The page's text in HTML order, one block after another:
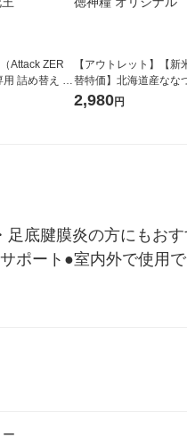
Attack ZER
詰め替え メ
1セット
剤 花王
【アウトレット】【新
替特価】北海道産なな
し 無洗米 5kg 1袋 令和7
米 木徳神糧 オリジナル
2,980円
足底腱膜炎の方にもお
ポート●室内外で使用
ー